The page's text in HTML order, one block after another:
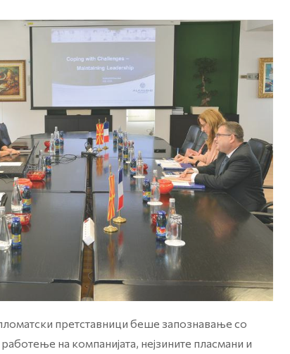
претставници беше запознавање со
на компанијата, нејзините пласмани и